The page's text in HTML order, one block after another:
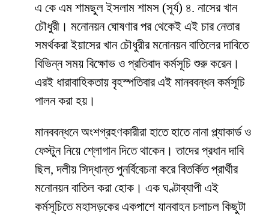
এ কে এম শামছুল ইসলাম শামস (সূর্য) ৪. নাসের খান
চৌধুরী। মনোনয়ন ঘোষণার পর থেকেই এই চার নেতার
সমর্থকরা ইয়াসের খান চৌধুরীর মনোনয়ন বাতিলের দাবিতে
বিভিন্ন সময় বিক্ষোভ ও প্রতিবাদ কর্মসূচি শুরু করেন।
এরই ধারাবাহিকতায় বৃহস্পতিবার এই মানববন্ধন কর্মসূচি
পালন করা হয়।
মানববন্ধনে অংশগ্রহণকারীরা হাতে হাতে নানা প্ল্যাকার্ড ও
ফেস্টুন নিয়ে শ্লোগান দিতে থাকেন। তাদের প্রধান দাবি
ছিল, দলীয় সিদ্ধান্ত পুনর্বিবেচনা করে বিতর্কিত প্রার্থীর
মনোনয়ন বাতিল করা হোক। এক ঘণ্টাব্যাপী এই
কর্মসূচিতে মহাসড়কের একপাশে যানবাহন চলাচল কিছুটা